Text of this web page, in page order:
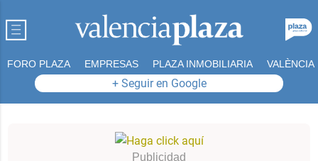
FORO PLAZA EMPRESAS PLAZA INMOBILIARIA VALÈNCIA
+ Seguir en Google